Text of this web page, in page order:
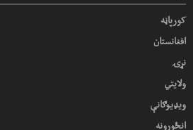
کورپاڼه
افغانستان
نړۍ
ولایتي
ویډیوګانې
انځورونه